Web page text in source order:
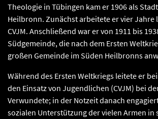
Theologie in Tübingen kam er 1906 als
Heilbronn. Zunächst arbeitete er vier Jahre
CVJM. Anschließend war er von 1911 bis
Südgemeinde, die nach dem Ersten
großen Gemeinde im Süden Heilbronns
Während des Ersten Weltkriegs leitete er
den Einsatz von Jugendlichen (CVJM) bei
Verwundete; in der Notzeit danach
sozialen Unterstützung der vielen Armen in